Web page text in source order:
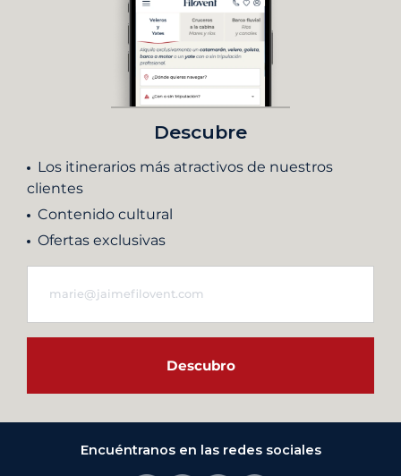
Descubre
Los itinerarios más atractivos de nuestros
clientes
Contenido cultural
Ofertas exclusivas
Descubro
Encuéntranos en las redes sociales